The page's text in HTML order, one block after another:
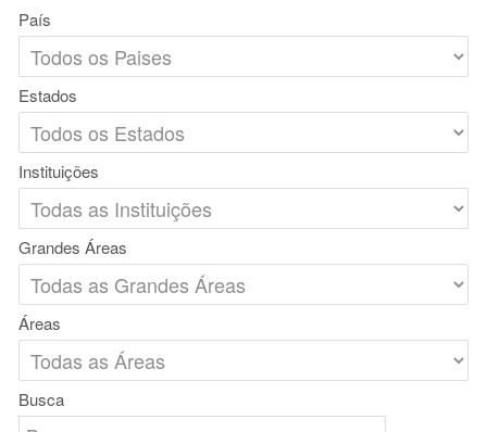
País
Estados
Instituições
Grandes Áreas
Áreas
Busca